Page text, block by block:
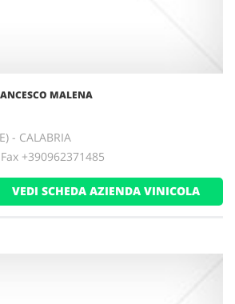
MALENA
- CALABRIA
+390962371485
VEDI SCHEDA AZIENDA VINICOLA